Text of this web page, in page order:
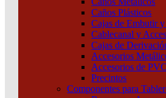
Caños Plásticos
Cajas de Embutir
Cablecanal y
Cajas de
Accesorios
Accesorios de
Precintos
Componentes para